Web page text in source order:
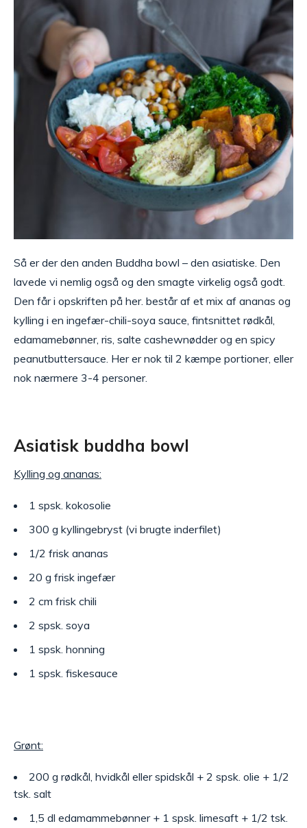
Så er der den anden Buddha bowl – den asiatiske. Den
lavede vi nemlig også og den smagte virkelig også godt.
Den får i opskriften på her. består af et mix af ananas og
kylling i en ingefær-chili-soya sauce, fintsnittet rødkål,
edamamebønner, ris, salte cashewnødder og en spicy
peanutbuttersauce. Her er nok til 2 kæmpe portioner, eller
nok nærmere 3-4 personer.
Asiatisk buddha bowl
Kylling og ananas:
1 spsk. kokosolie
300 g kyllingebryst (vi brugte inderfilet)
1/2 frisk ananas
20 g frisk ingefær
2 cm frisk chili
2 spsk. soya
1 spsk. honning
1 spsk. fiskesauce
Grønt:
200 g rødkål, hvidkål eller spidskål + 2 spsk. olie + 1/2
tsk. salt
1,5 dl edamammebønner + 1 spsk. limesaft + 1/2 tsk.